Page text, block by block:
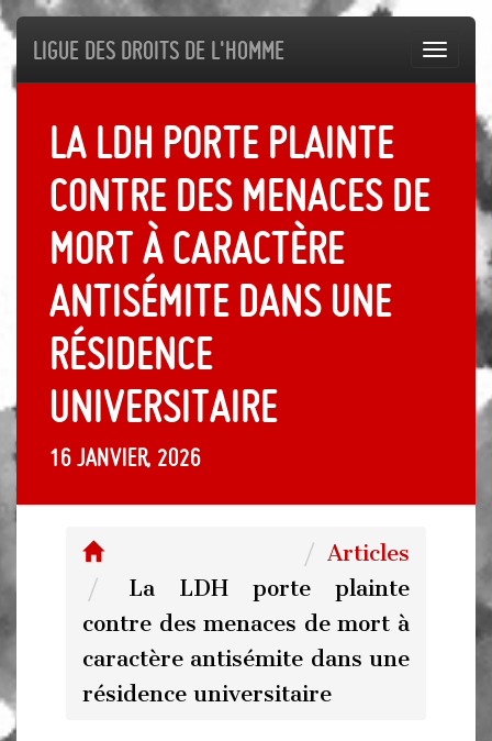
Ligue des droits de l'Homme
La LDH porte plainte
contre des menaces de
mort à caractère
antisémite dans une
résidence
universitaire
16 janvier, 2026
Articles
La LDH porte plainte
contre des menaces de mort à
caractère antisémite dans une
résidence universitaire